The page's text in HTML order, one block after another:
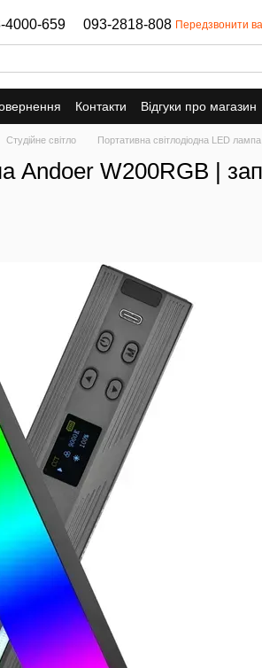
4000-659 093-2818-808 Передзвонити
Контакти Відгуки про магазин
Студійне світло Портативна світлодіодна LED
Andoer W200RGB |